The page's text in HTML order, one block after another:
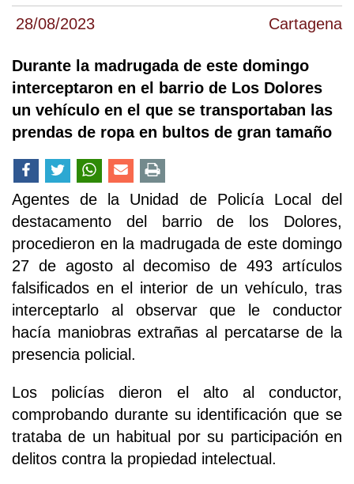
28/08/2023 Cartagena
Durante la madrugada de este domingo
interceptaron en el barrio de Los Dolores
un vehículo en el que se transportaban las
prendas de ropa en bultos de gran tamaño
Agentes de la Unidad de Policía Local del
destacamento del barrio de los Dolores,
procedieron en la madrugada de este domingo
27 de agosto al decomiso de 493 artículos
falsificados en el interior de un vehículo, tras
interceptarlo al observar que le conductor
hacía maniobras extrañas al percatarse de la
presencia policial.
Los policías dieron el alto al conductor,
comprobando durante su identificación que se
trataba de un habitual por su participación en
delitos contra la propiedad intelectual.